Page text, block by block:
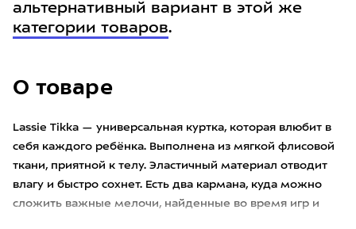
О товаре
Lassie Tikka — универсальная куртка, которая влюбит в
себя каждого ребёнка. Выполнена из мягкой флисовой
ткани, приятной к телу. Эластичный материал отводит
влагу и быстро сохнет. Есть два кармана, куда можно
сложить важные мелочи, найденные во время игр и
альтернативный вариант в этой же
категории товаров.